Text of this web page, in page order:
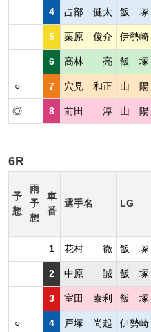
4 占部 健太 飯 塚
5 栗原 俊介 伊勢崎
6 高林 亮 飯 塚
○ 7 穴見 和正 山 陽
◎ 8 前田 淳 山 陽
6R
予
想
雨
予
想
車
番
選手名 LG
1 花村 徹 飯 塚
2 中原 誠 飯 塚
3 室田 泰利 飯 塚
○ 4 戸塚 尚起 伊勢崎